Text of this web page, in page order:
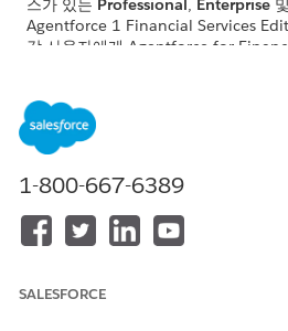
스가 있는 Professional, Enterprise 및
Agentforce 1 Financial Services
각 사용자에게 Agentforce for
Data 360은 컴플레인 관리 지원 에이
다. 에이전트는 외부 모델을 사용하는
터를 사용하여 응답을 기반으로 합니
이전트에게 현재 문제를 분석하거나 패
하여 관련 해결 전략을 표시합니다.
1-800-667-6389
SALESFORCE